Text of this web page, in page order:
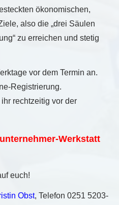
ökonomischen,
also die „drei Säulen
zu erreichen und stetig
vor dem Termin an.
Registrierung.
rechtzeitig vor der
Werkstatt
euch!
Obst, Telefon 0251 5203-